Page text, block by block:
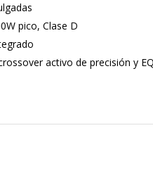
pico, Clase D
activo de precisión y EQ